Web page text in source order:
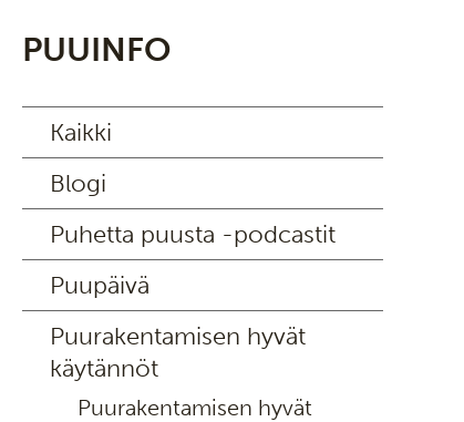
PUUINFO
Kaikki
Blogi
Puhetta puusta -podcastit
Puupäivä
Puurakentamisen hyvät
käytännöt
Puurakentamisen hyvät